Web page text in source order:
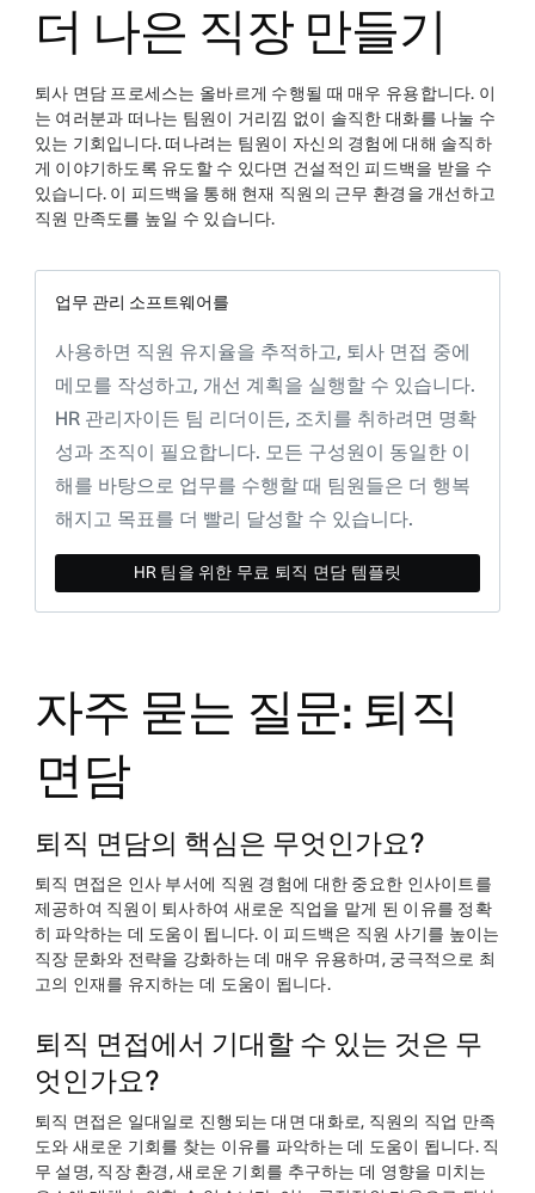
더 나은 직장 만들기
퇴사 면담 프로세스는 올바르게 수행될 때 매우 유용합니다. 이
는 여러분과 떠나는 팀원이 거리낌 없이 솔직한 대화를 나눌 수
있는 기회입니다. 떠나려는 팀원이 자신의 경험에 대해 솔직하
게 이야기하도록 유도할 수 있다면 건설적인 피드백을 받을 수
있습니다. 이 피드백을 통해 현재 직원의 근무 환경을 개선하고
직원 만족도를 높일 수 있습니다.
업무 관리 소프트웨어를
사용하면 직원 유지율을 추적하고, 퇴사 면접 중에
메모를 작성하고, 개선 계획을 실행할 수 있습니다.
HR 관리자이든 팀 리더이든, 조치를 취하려면 명확
성과 조직이 필요합니다. 모든 구성원이 동일한 이
해를 바탕으로 업무를 수행할 때 팀원들은 더 행복
해지고 목표를 더 빨리 달성할 수 있습니다.
HR 팀을 위한 무료 퇴직 면담 템플릿
자주 묻는 질문: 퇴직
면담
퇴직 면담의 핵심은 무엇인가요?
퇴직 면접은 인사 부서에 직원 경험에 대한 중요한 인사이트를
제공하여 직원이 퇴사하여 새로운 직업을 맡게 된 이유를 정확
히 파악하는 데 도움이 됩니다. 이 피드백은 직원 사기를 높이는
직장 문화와 전략을 강화하는 데 매우 유용하며, 궁극적으로 최
고의 인재를 유지하는 데 도움이 됩니다.
퇴직 면접에서 기대할 수 있는 것은 무
엇인가요?
퇴직 면접은 일대일로 진행되는 대면 대화로, 직원의 직업 만족
도와 새로운 기회를 찾는 이유를 파악하는 데 도움이 됩니다. 직
무 설명, 직장 환경, 새로운 기회를 추구하는 데 영향을 미치는